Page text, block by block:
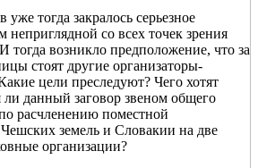
тогда закралось серьезное
со всех точек зрения
тогда возникло предположение, что за
стоят другие организаторы-
цели преследуют? Чего хотят
ли данный заговор звеном общего
расчленению поместной
земель и Словакии на две
организации?